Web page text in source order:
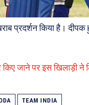
प्रदर्शन किया है।
किए जाने पर इस खिलाड़ी
TEAM INDIA